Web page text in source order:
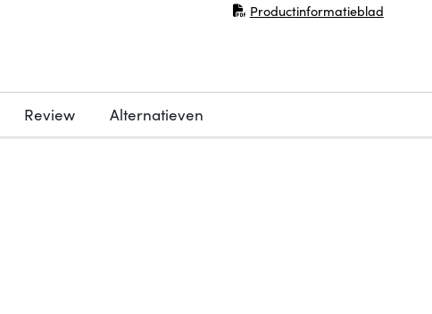
Productinformatieblad
(opent in nieuw venster)
Review Alternatieven